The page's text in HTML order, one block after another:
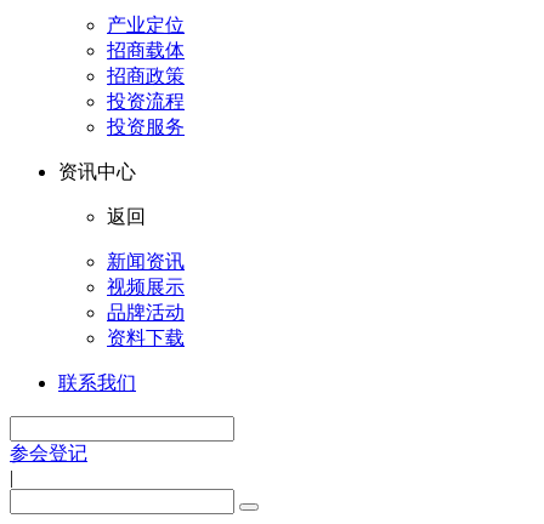
产业定位
招商载体
招商政策
投资流程
投资服务
资讯中心
返回
新闻资讯
视频展示
品牌活动
资料下载
联系我们
参会登记
|